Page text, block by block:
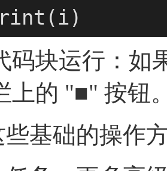
print(i)
码块运行：如
上的 "■" 按钮
基础的操作